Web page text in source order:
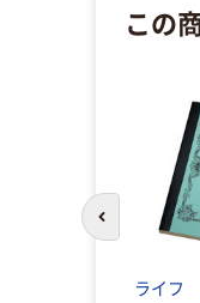
この
ライフ
前のスライド